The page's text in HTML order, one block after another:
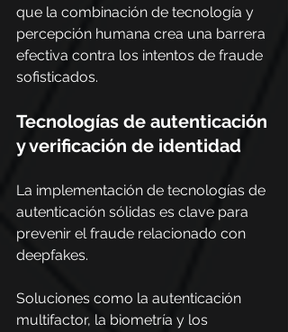
que la combinación de tecnología y
percepción humana crea una barrera
efectiva contra los intentos de fraude
sofisticados.
Tecnologías de autenticación
y verificación de identidad
La implementación de tecnologías de
autenticación sólidas es clave para
prevenir el fraude relacionado con
deepfakes.
Soluciones como la autenticación
multifactor, la biometría y los